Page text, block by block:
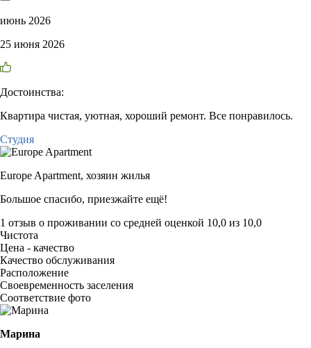
июнь 2026
25 июня 2026
Достоинства:
Квартира чистая, уютная, хороший ремонт. Все понравилось.
Студия
Europe Apartment, хозяин жилья
Большое спасибо, приезжайте ещё!
1 отзыв о проживании со средней оценкой 10,0 из 10,0
Чистота
Цена - качество
Качество обслуживания
Расположение
Своевременность заселения
Соответствие фото
Марина